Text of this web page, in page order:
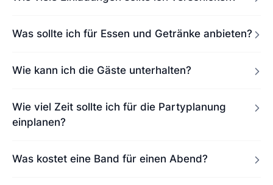
Was sollte ich für Essen und Getränke anbieten?
Wie kann ich die Gäste unterhalten?
Wie viel Zeit sollte ich für die Partyplanung
einplanen?
Was kostet eine Band für einen Abend?